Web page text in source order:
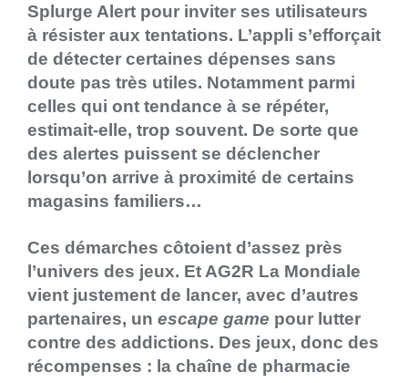
Splurge Alert pour inviter ses utilisateurs
à résister aux tentations. L’appli s’efforçait
de détecter certaines dépenses sans
doute pas très utiles. Notamment parmi
celles qui ont tendance à se répéter,
estimait-elle, trop souvent. De sorte que
des alertes puissent se déclencher
lorsqu’on arrive à proximité de certains
magasins familiers…
Ces démarches côtoient d’assez près
l’univers des jeux. Et AG2R La Mondiale
vient justement de lancer, avec d’autres
partenaires, un escape game pour lutter
contre des addictions. Des jeux, donc des
récompenses : la chaîne de pharmacie